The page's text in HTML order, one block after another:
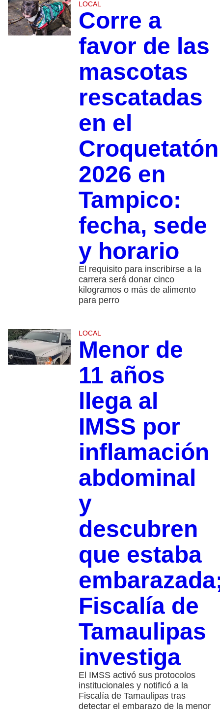
LOCAL
Corre a
favor de las
mascotas
rescatadas
en el
Croquetatón
2026 en
Tampico:
fecha, sede
y horario
El requisito para inscribirse a la
carrera será donar cinco
kilogramos o más de alimento
para perro
LOCAL
Menor de
11 años
llega al
IMSS por
inflamación
abdominal
y
descubren
que estaba
Fiscalía de
Tamaulipas
investiga
El IMSS activó sus protocolos
institucionales y notificó a la
Fiscalía de Tamaulipas tras
detectar el embarazo de la menor